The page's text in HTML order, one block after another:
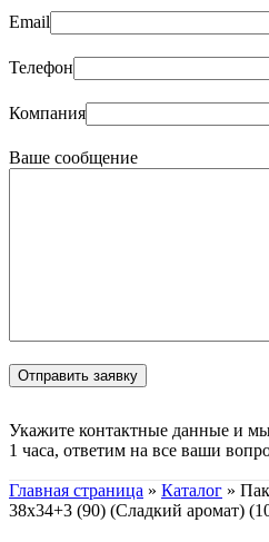
Email
Телефон
Компания
Ваше сообщение
Укажите контактные данные и
1 часа, ответим на все ваши
Главная страница » Каталог »
38х34+3 (90) (Сладкий аромат)